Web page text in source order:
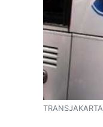
TRANSJAKARTA